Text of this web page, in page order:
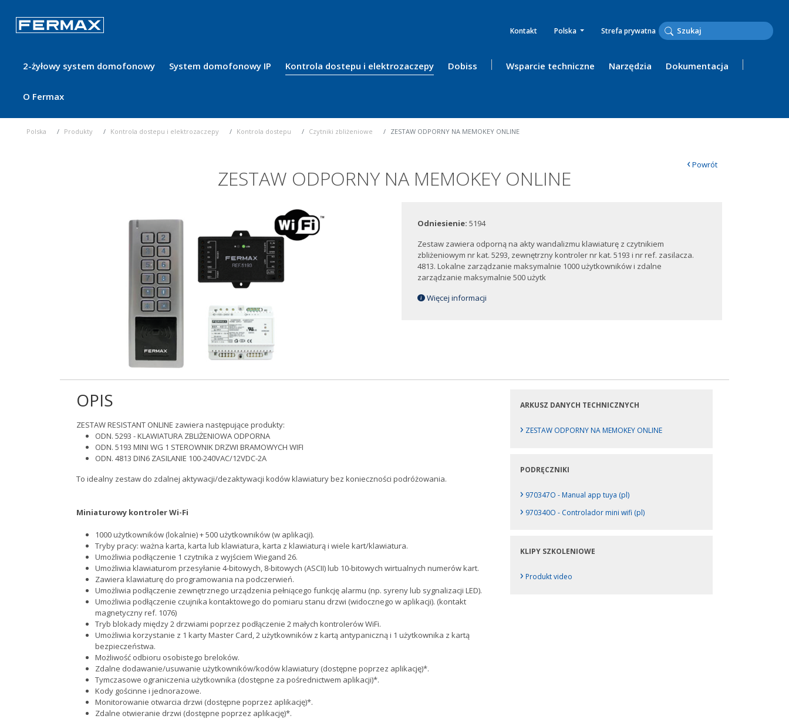
Kontakt Polska Strefa prywatna
2-żyłowy system domofonowy System domofonowy IP Kontrola dostepu i elektrozaczepy Dobiss Wsparcie techniczne Narzędzia Dokumentacja
O Fermax
Polska Produkty Kontrola dostepu i elektrozaczepy Kontrola dostepu Czytniki zbliżeniowe ZESTAW ODPORNY NA MEMOKEY ONLINE
ZESTAW ODPORNY NA MEMOKEY ONLINE
‹Powrót
Odniesienie:5194
Zestaw zawiera odporną na akty wandalizmu klawiaturę z czytnikiem
zbliżeniowym nr kat. 5293, zewnętrzny kontroler nr kat. 5193 i nr ref. zasilacza.
4813. Lokalne zarządzanie maksymalnie 1000 użytkowników i zdalne
zarządzanie maksymalnie 500 użytk
Więcej informacji
OPIS
ZESTAW RESISTANT ONLINE zawiera następujące produkty:
ODN. 5293 - KLAWIATURA ZBLIŻENIOWA ODPORNA
ODN. 5193 MINI WG 1 STEROWNIK DRZWI BRAMOWYCH WIFI
ODN. 4813 DIN6 ZASILANIE 100-240VAC/12VDC-2A
To idealny zestaw do zdalnej aktywacji/dezaktywacji kodów klawiatury bez konieczności podróżowania.
Miniaturowy kontroler Wi-Fi
1000 użytkowników (lokalnie) + 500 użytkowników (w aplikacji).
Tryby pracy: ważna karta, karta lub klawiatura, karta z klawiaturą i wiele kart/klawiatura.
Umożliwia podłączenie 1 czytnika z wyjściem Wiegand 26.
Umożliwia klawiaturom przesyłanie 4-bitowych, 8-bitowych (ASCII) lub 10-bitowych wirtualnych numerów kart.
Zawiera klawiaturę do programowania na podczerwień.
Umożliwia podłączenie zewnętrznego urządzenia pełniącego funkcję alarmu (np. syreny lub sygnalizacji LED).
Umożliwia podłączenie czujnika kontaktowego do pomiaru stanu drzwi (widocznego w aplikacji). (kontakt
magnetyczny ref. 1076)
Tryb blokady między 2 drzwiami poprzez podłączenie 2 małych kontrolerów WiFi.
Umożliwia korzystanie z 1 karty Master Card, 2 użytkowników z kartą antypaniczną i 1 użytkownika z kartą
bezpieczeństwa.
Możliwość odbioru osobistego breloków.
Zdalne dodawanie/usuwanie użytkowników/kodów klawiatury (dostępne poprzez aplikację)*.
Tymczasowe ograniczenia użytkownika (dostępne za pośrednictwem aplikacji)*.
Kody gościnne i jednorazowe.
Monitorowanie otwarcia drzwi (dostępne poprzez aplikację)*.
Zdalne otwieranie drzwi (dostępne poprzez aplikację)*.
ARKUSZ DANYCH TECHNICZNYCH
› ZESTAW ODPORNY NA MEMOKEY ONLINE
PODRĘCZNIKI
› 970347O - Manual app tuya (pl)
› 970340O - Controlador mini wifi (pl)
KLIPY SZKOLENIOWE
› Produkt video